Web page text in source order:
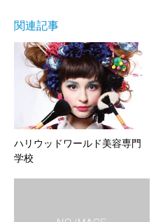
関連記事
ハリウッドワールド美容専門
学校